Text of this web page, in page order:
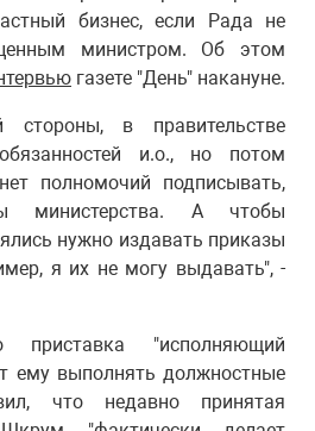
бизнес, если Рада не
министром. Об этом
газете "День" накануне.
в правительстве
и.о., но потом
полномочий подписывать,
министерства. А чтобы
нужно издавать приказы
я их не могу выдавать", -
"исполняющий
ему выполнять должностные
что недавно принятая